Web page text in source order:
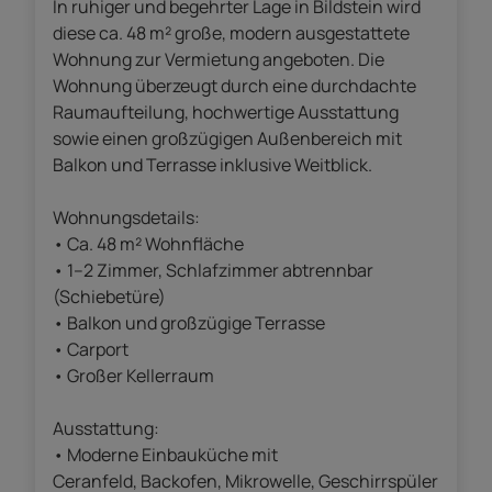
In ruhiger und begehrter Lage in Bildstein wird
diese ca. 48 m² große, modern ausgestattete
Wohnung zur Vermietung angeboten. Die
Wohnung überzeugt durch eine durchdachte
Raumaufteilung, hochwertige Ausstattung
sowie einen großzügigen Außenbereich mit
Balkon und Terrasse inklusive Weitblick.
Wohnungsdetails:
• Ca. 48 m² Wohnfläche
• 1–2 Zimmer, Schlafzimmer abtrennbar
(Schiebetüre)
• Balkon und großzügige Terrasse
• Carport
• Großer Kellerraum
Ausstattung:
• Moderne Einbauküche mit
Ceranfeld, Backofen, Mikrowelle, Geschirrspüler